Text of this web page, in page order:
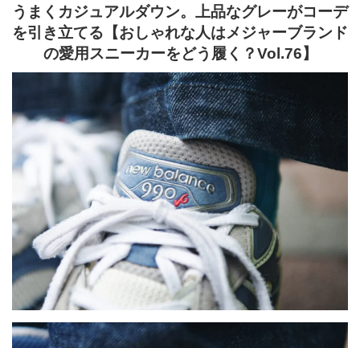
うまくカジュアルダウン。上品なグレーがコーデ
を引き立てる【おしゃれな人はメジャーブランド
の愛用スニーカーをどう履く？Vol.76】